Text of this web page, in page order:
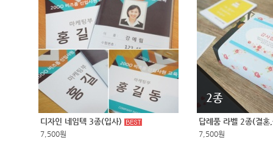
디자인 네임텍 3종(입사)
7,500원
2종
답례품 라벨 2종(결
7,500원